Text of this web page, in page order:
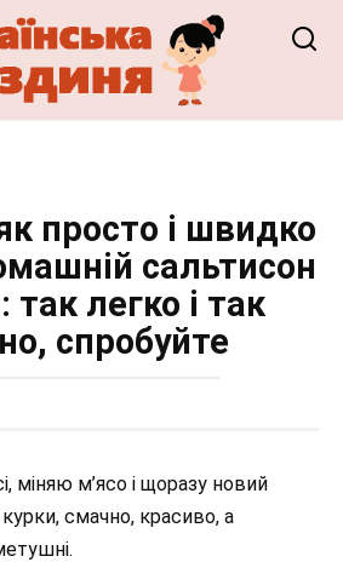
просто і швидко
сальтисон
так легко і так
спробуйте
міняю м’ясо і щоразу новий
смачно, красиво, а